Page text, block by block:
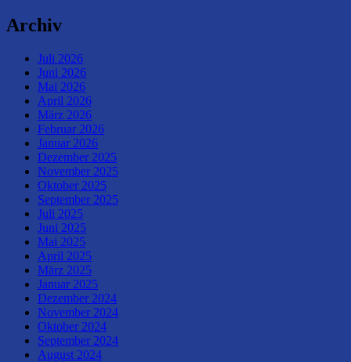
Archiv
Juli 2026
Juni 2026
Mai 2026
April 2026
März 2026
Februar 2026
Januar 2026
Dezember 2025
November 2025
Oktober 2025
September 2025
Juli 2025
Juni 2025
Mai 2025
April 2025
März 2025
Januar 2025
Dezember 2024
November 2024
Oktober 2024
September 2024
August 2024